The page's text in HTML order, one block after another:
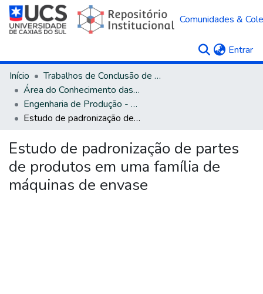
Comunidades &
Entrar
Início
Trabalhos de Conclusão de Curso
Área do Conhecimento das Engenharias
Engenharia de Produção - Bacharelado
Estudo de padronização de partes de produtos em uma família de máquinas de envase
Estudo de padronização de partes
de produtos em uma família de
máquinas de envase